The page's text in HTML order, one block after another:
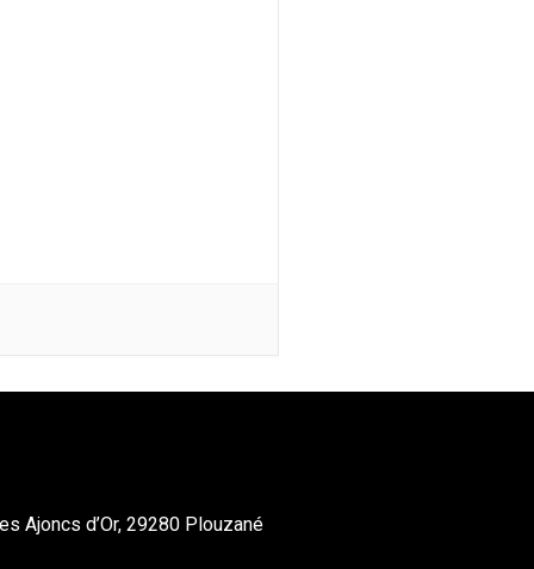
Ajoncs d’Or, 29280 Plouzané